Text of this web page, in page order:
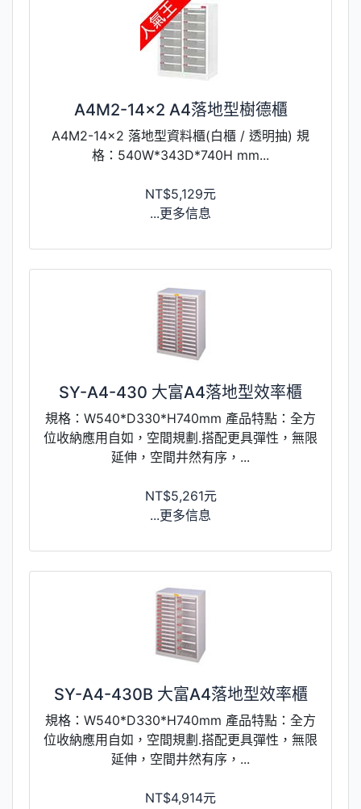
A4M2-14x2 A4落地型樹德櫃
A4M2-14x2 落地型資料櫃(白櫃 / 透明抽) 規
格：540W*343D*740H mm...
NT$5,129元
...更多信息
SY-A4-430 大富A4落地型效率櫃
規格：W540*D330*H740mm 產品特點：全方
位收納應用自如，空間規劃.搭配更具彈性，無限
延伸，空間井然有序，...
NT$5,261元
...更多信息
SY-A4-430B 大富A4落地型效率櫃
規格：W540*D330*H740mm 產品特點：全方
位收納應用自如，空間規劃.搭配更具彈性，無限
延伸，空間井然有序，...
NT$4,914元